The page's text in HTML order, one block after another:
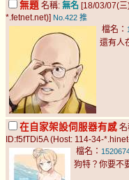
無題 名稱: 無名 [18/03/07(
*.fetnet.net)] No.422 推
檔名：
還有人
在自家架設伺服器有感 名
ID:f5fTDi5A (Host: 114-34-
檔名：
狗特？你要不